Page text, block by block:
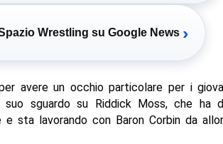
Wrestling su Google News ›
avere un occhio particolare per i
sguardo su Riddick Moss, che ha
sta lavorando con Baron Corbin da